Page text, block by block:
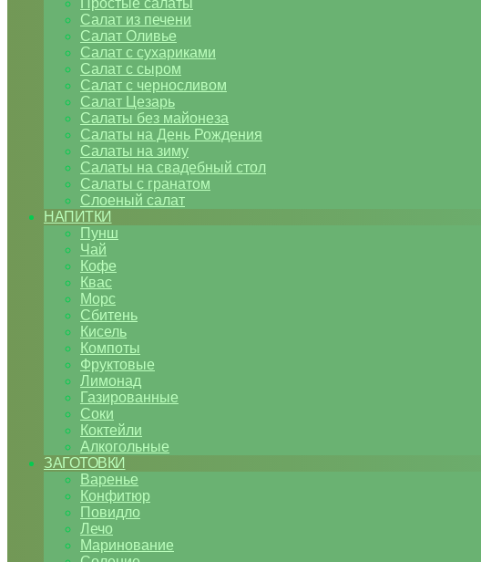
Простые салаты
Салат из печени
Салат Оливье
Салат с сухариками
Салат с сыром
Салат с черносливом
Салат Цезарь
Салаты без майонеза
Салаты на День Рождения
Салаты на зиму
Салаты на свадебный стол
Салаты с гранатом
Слоеный салат
НАПИТКИ
Пунш
Чай
Кофе
Квас
Морс
Сбитень
Кисель
Компоты
Фруктовые
Лимонад
Газированные
Соки
Коктейли
Алкогольные
ЗАГОТОВКИ
Варенье
Конфитюр
Повидло
Лечо
Маринование